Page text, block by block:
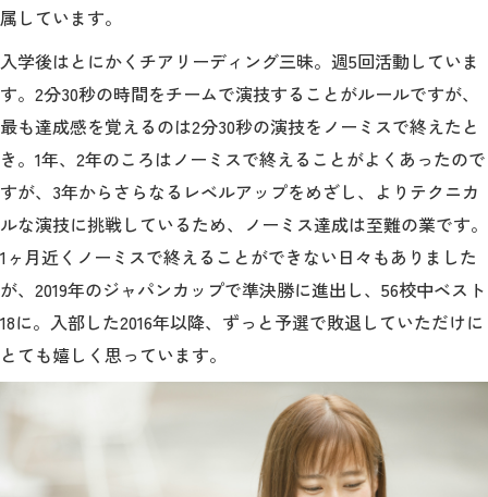
属しています。
入学後はとにかくチアリーディング三昧。週5回活動していま
す。2分30秒の時間をチームで演技することがルールですが、
最も達成感を覚えるのは2分30秒の演技をノーミスで終えたと
き。1年、2年のころはノーミスで終えることがよくあったので
すが、3年からさらなるレベルアップをめざし、よりテクニカ
ルな演技に挑戦しているため、ノーミス達成は至難の業です。
1ヶ月近くノーミスで終えることができない日々もありました
が、2019年のジャパンカップで準決勝に進出し、56校中ベスト
18に。入部した2016年以降、ずっと予選で敗退していただけに
とても嬉しく思っています。